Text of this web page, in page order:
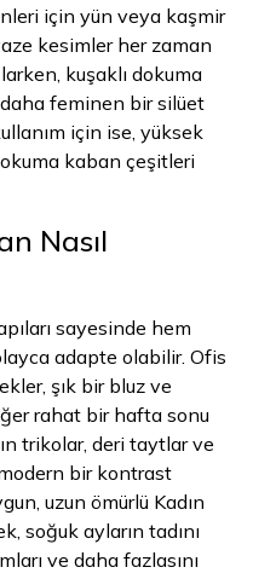
için yün veya kaşmir
kesimler her zaman
kuşaklı dokuma
feminen bir silüet
için ise, yüksek
kaban çeşitleri
Nasıl
sayesinde hem
adapte olabilir. Ofis
şık bir bluz ve
rahat bir hafta sonu
trikolar, deri taytlar ve
bir kontrast
uzun ömürlü Kadın
soğuk ayların tadını
ve daha fazlasını